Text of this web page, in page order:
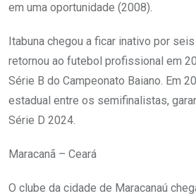
em uma oportunidade (2008).
Itabuna chegou a ficar inativo por
retornou ao futebol profissional em
Série B do Campeonato Baiano. Em
estadual entre os semifinalistas,
Série D 2024.
Maracanã – Ceará
O clube da cidade de Maracanaú